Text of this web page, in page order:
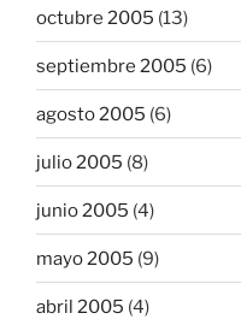
octubre 2005 (13)
septiembre 2005 (6)
agosto 2005 (6)
julio 2005 (8)
junio 2005 (4)
mayo 2005 (9)
abril 2005 (4)